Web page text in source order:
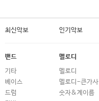
최신악보 인기악보
밴드
기타
베이스
드럼
멜로디
멜로디
멜로디-큰가사
숫자&계이름